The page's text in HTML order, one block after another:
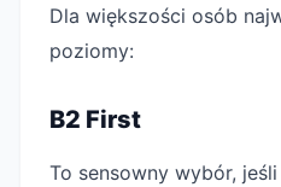
Dla większości osób
poziomy:
B2 First
To sensowny wybór,